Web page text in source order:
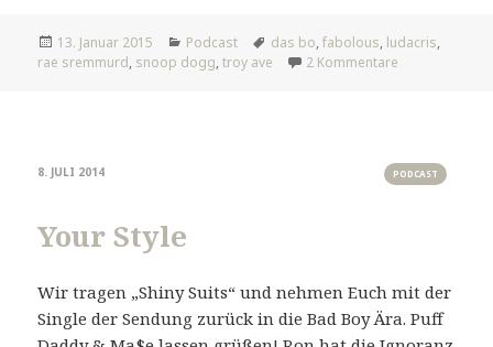
Veröffentlicht
am
13. Januar 2015 Kategorien
Podcast Tags
das bo,fabolous, ludacris,
rae sremmurd, snoop dogg,troy ave 2 Kommentare
8. JULI 2014 PODCAST
Your Style
Wir tragen „Shiny Suits“ und nehmen Euch mit der
Single der Sendung zurück in die Bad Boy Ära. Puff